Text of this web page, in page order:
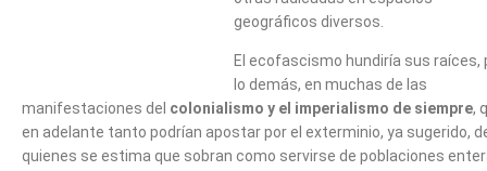
geográficos diversos.
El ecofascismo hundiría sus raíces,
lo demás, en muchas de las
manifestaciones del colonialismo y el imperialismo de siempre,
en adelante tanto podrían apostar por el exterminio, ya sugerido,
quienes se estima que sobran como servirse de poblaciones